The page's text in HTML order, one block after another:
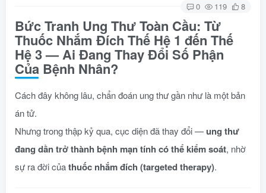
0 119 8
Bức Tranh Ung Thư Toàn Cầu: Từ
Thuốc Nhắm Đích Thế Hệ 1 đến Thế
Hệ 3 — Ai Đang Thay Đổi Số Phận
Của Bệnh Nhân?
Cách đây không lâu, chẩn đoán ung thư gần như là một bản
án tử.
Nhưng trong thập kỷ qua, cục diện đã thay đổi —ung thư
đang dần trở thành bệnh mạn tính có thể kiểm soát, nhờ
sự ra đời củathuốc nhắm đích (targeted therapy).